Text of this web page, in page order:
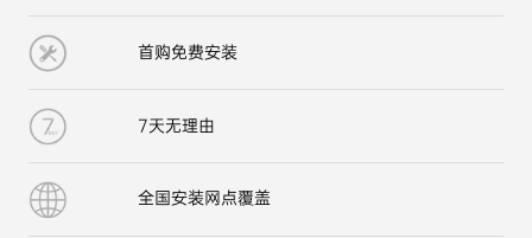
首购免费安装
7天无理由
全国安装网点覆盖